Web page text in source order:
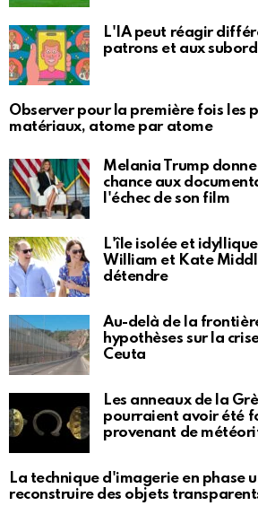
L'IA peut réagir
patrons et aux
Observer pour la première fois les
matériaux, atome par atome
Melania Trump
chance aux
l'échec de son film
L'île isolée et
William et Kate
détendre
Au-delà de la
hypothèses sur la
Ceuta
Les anneaux de la
pourraient avoir été
provenant de
La technique d'imagerie en phase
reconstruire des objets